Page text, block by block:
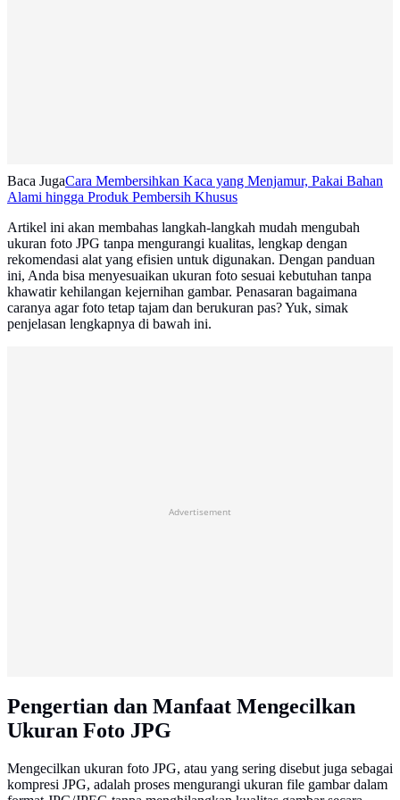
Baca JugaCara Membersihkan Kaca yang Menjamur, Pakai Bahan
Alami hingga Produk Pembersih Khusus
Artikel ini akan membahas langkah-langkah mudah mengubah
ukuran foto JPG tanpa mengurangi kualitas, lengkap dengan
rekomendasi alat yang efisien untuk digunakan. Dengan panduan
ini, Anda bisa menyesuaikan ukuran foto sesuai kebutuhan tanpa
khawatir kehilangan kejernihan gambar. Penasaran bagaimana
caranya agar foto tetap tajam dan berukuran pas? Yuk, simak
penjelasan lengkapnya di bawah ini.
Advertisement
Pengertian dan Manfaat Mengecilkan
Ukuran Foto JPG
Mengecilkan ukuran foto JPG, atau yang sering disebut juga sebagai
kompresi JPG, adalah proses mengurangi ukuran file gambar dalam